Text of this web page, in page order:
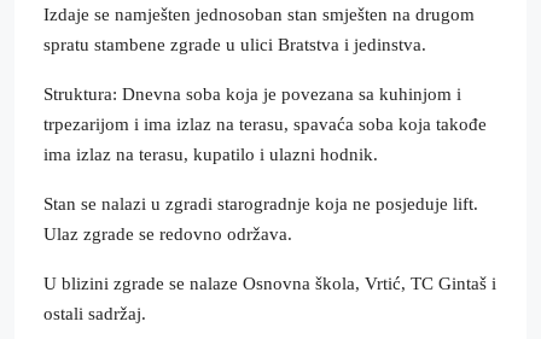
Izdaje se namješten jednosoban stan smješten na drugom
spratu stambene zgrade u ulici Bratstva i jedinstva.
Struktura: Dnevna soba koja je povezana sa kuhinjom i
trpezarijom i ima izlaz na terasu, spavaća soba koja takođe
ima izlaz na terasu, kupatilo i ulazni hodnik.
Stan se nalazi u zgradi starogradnje koja ne posjeduje lift.
Ulaz zgrade se redovno održava.
U blizini zgrade se nalaze Osnovna škola, Vrtić, TC Gintaš i
ostali sadržaj.